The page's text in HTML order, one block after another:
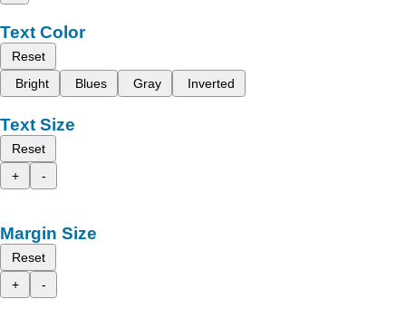
Text Color
Reset
Bright
Blues Gray Inverted
Text Size
Reset
+
-
Margin Size
Reset
+
-